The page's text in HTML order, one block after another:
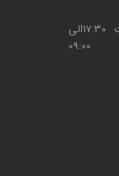
شنبه تا چهارشنبه از ساعت 17:30الی
09:00